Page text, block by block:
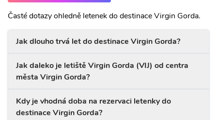
Časté dotazy ohledně letenek do destinace Virgin Gorda.
Jak dlouho trvá let do destinace Virgin Gorda?
Jak daleko je letiště Virgin Gorda (VIJ) od centra
města Virgin Gorda?
Kdy je vhodná doba na rezervaci letenky do
destinace Virgin Gorda?